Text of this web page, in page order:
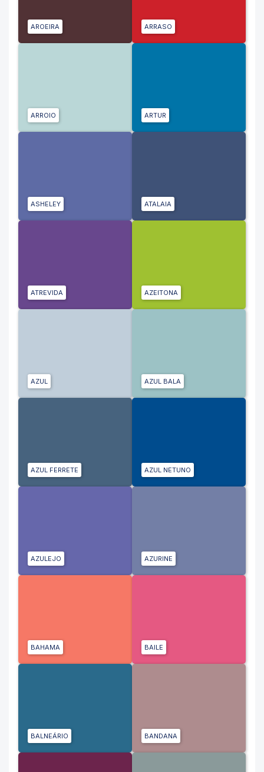
AROEIRA ARRASO
ARROIO ARTUR
ASHELEY ATALAIA
ATREVIDA AZEITONA
AZUL AZUL BALA
AZUL FERRETE AZUL NETUNO
AZULEJO AZURINE
BAHAMA BAILE
BALNEÁRIO BANDANA